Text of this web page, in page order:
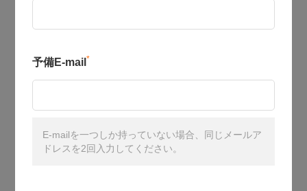
予備E-mail *
E-mailを一つしか持っていない場合、同じメールア
ドレスを2回入力してください。